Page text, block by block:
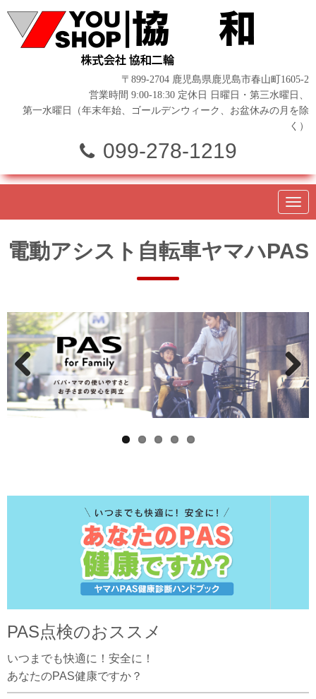
〒899-2704 鹿児島県鹿児島市春山町1605-2
営業時間 9:00-18:30 定休日 日曜日・第三水曜日、
第一水曜日（年末年始、ゴールデンウィーク、お盆休みの月を除
く）
099-278-1219
N
a
g
a
電動アシスト自転車ヤマハPAS
Prev
ious
Next
PAS点検のおススメ
いつまでも快適に！安全に！
あなたのPAS健康ですか？